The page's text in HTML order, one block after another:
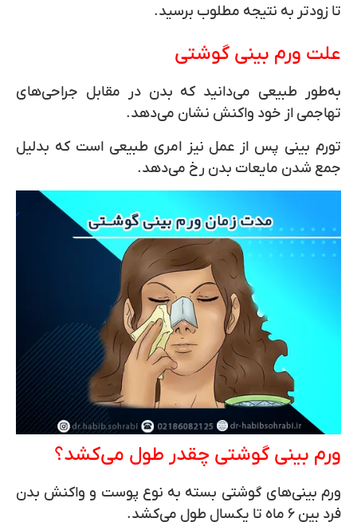
تا زودتر به نتیجه مطلوب برسید.
علت ورم بینی گوشتی
به‌طور طبیعی می‌دانید که بدن در مقابل جراحی‌های
تهاجمی از خود واکنش نشان می‌دهد.
تورم بینی پس از عمل نیز امری طبیعی است که بدلیل
جمع شدن مایعات بدن رخ می‌دهد.
ورم بینی گوشتی چقدر طول می‌کشد؟
ورم بینی‌های گوشتی بسته به نوع پوست و واکنش بدن
فرد بین ۶ ماه تا یکسال طول می‌کشد.